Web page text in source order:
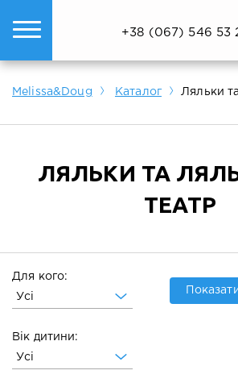
Показати все
Показати все
Показати все
+38 (067) 546 53
Melissa&Doug Каталог Ляльки
ЛЯЛЬКИ ТА
ТЕАТР
Для кого:
Усі
Вік дитини:
Усі